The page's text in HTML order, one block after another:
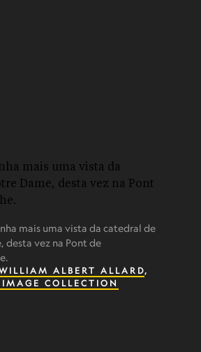
mais uma vista da catedral de
desta vez na Pont de
ALBERT ALLARD,
COLLECTION